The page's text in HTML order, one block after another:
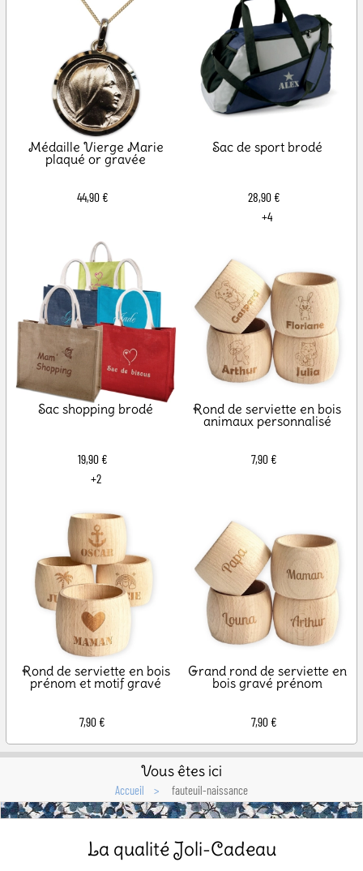
Médaille Vierge Marie
plaqué or gravée
44,90 €
Sac de sport brodé
28,90 €
+4
Sac shopping brodé
19,90 €
+2
Rond de serviette en bois
animaux personnalisé
7,90 €
Rond de serviette en bois
prénom et motif gravé
7,90 €
Grand rond de serviette en
bois gravé prénom
7,90 €
Vous êtes ici
Accueil fauteuil-naissance
La qualité Joli-Cadeau